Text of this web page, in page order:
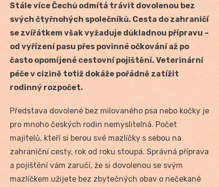
Stále více Čechů odmítá trávit dovolenou bez
svých čtyřnohých společníků. Cesta do zahraničí
se zvířátkem však vyžaduje důkladnou přípravu –
od vyřízení pasu přes povinné očkování až po
často opomíjené cestovní pojištění. Veterinární
péče v cizině totiž dokáže pořádně zatížit
rodinný rozpočet.
Představa dovolené bez milovaného psa nebo kočky je
pro mnoho českých rodin nemyslitelná. Počet
majitelů, kteří si berou své mazlíčky s sebou na
zahraniční cesty, rok od roku stoupá. Správná příprava
a pojištění vám zaručí, že si dovolenou se svým
mazlíčkem užijete bez zbytečných obav o nečekané